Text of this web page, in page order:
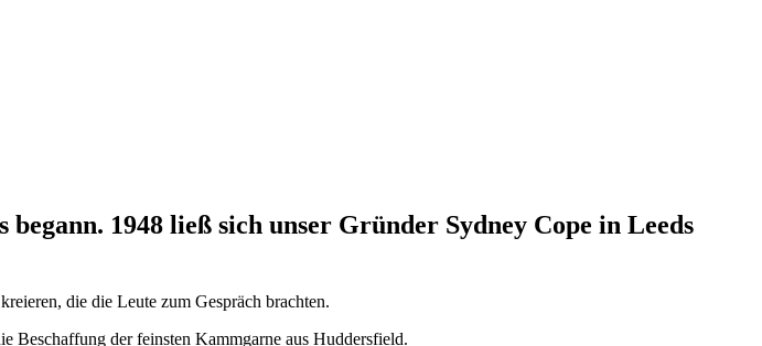
1948 ließ sich unser Gründer Sydney Cope in Leeds
die die Leute zum Gespräch brachten.
der feinsten Kammgarne aus Huddersfield.